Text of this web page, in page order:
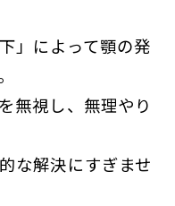
」によって顎の発
無視し、無理やり
な解決にすぎませ